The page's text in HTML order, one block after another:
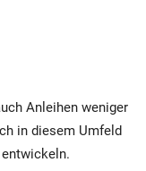
Anleihen weniger
in diesem Umfeld